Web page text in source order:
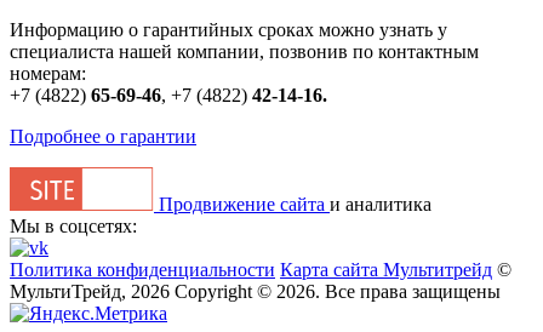
Информацию о гарантийных сроках можно узнать у
специалиста нашей компании, позвонив по контактным
номерам:
+7 (4822) 65-69-46, +7 (4822) 42-14-16.
Подробнее о гарантии
Продвижение сайта и аналитика
Мы в соцсетях:
Политика конфиденциальности Карта сайта Мультитрейд ©
МультиТрейд, 2026 Copyright © 2026. Все права защищены